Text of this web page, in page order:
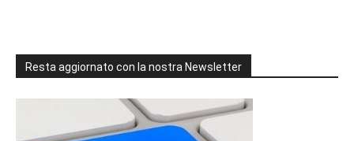
Resta aggiornato con la nostra Newsletter